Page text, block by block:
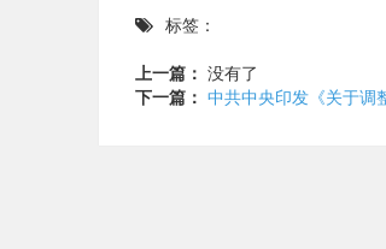
标签：
上一篇： 没有了
下一篇： 中共中央印发《关于调